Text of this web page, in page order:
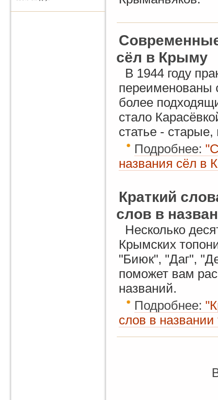
сёл в Крыму
В 1944 году
переименованы
более
стало
статье -
Подробнее:
названия сёл в
Краткий
слов в
Несколько
Крымских
"Биюк", "Даг",
поможет вам
названий.
Подробнее:
слов в